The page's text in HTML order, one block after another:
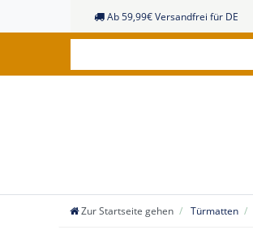
Ab 59,99€ Versandfrei für DE
Zur Startseite gehen Türmatten